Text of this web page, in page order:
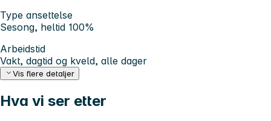
Type ansettelse
Sesong, heltid 100%
Arbeidstid
Vakt, dagtid og kveld, alle dager
Vis flere detaljer
Hva vi ser etter